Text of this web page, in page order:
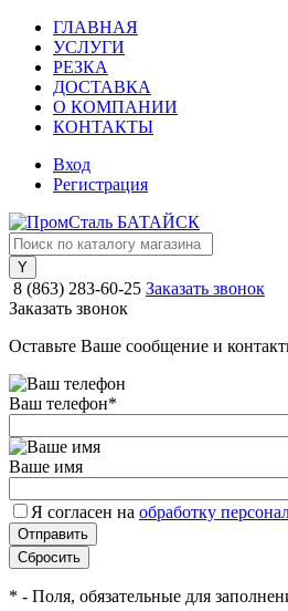
ГЛАВНАЯ
УСЛУГИ
РЕЗКА
ДОСТАВКА
О КОМПАНИИ
КОНТАКТЫ
Вход
Регистрация
8 (863) 283-60-25 Заказать звонок
Заказать звонок
Оставьте Ваше сообщение и
Ваш телефон*
Ваше имя
Я согласен на обработку
* - Поля, обязательные для